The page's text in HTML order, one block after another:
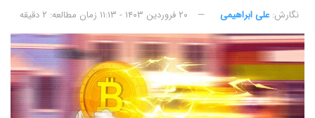
نگارش:‌ علی ابراهیمی ۲۰ فروردین ۱۴۰۳ - ۱۱:۱۳ زمان مطالعه: ۲ دقیقه